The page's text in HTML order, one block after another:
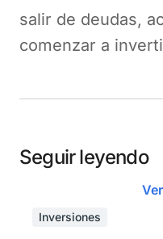
salir de deudas,
comenzar a
Seguir leyendo
Inversiones